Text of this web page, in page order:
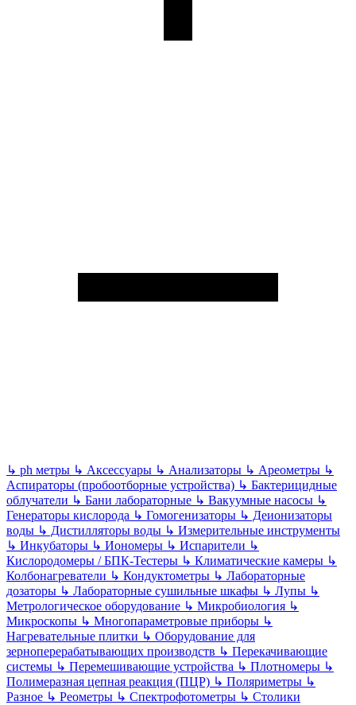
↳ ph метры ↳ Аксессуары ↳ Анализаторы ↳ Ареометры ↳
Аспираторы (пробоотборные устройства) ↳ Бактерицидные
облучатели ↳ Бани лабораторные ↳ Вакуумные насосы ↳
Генераторы кислорода ↳ Гомогенизаторы ↳ Деионизаторы
воды ↳ Дистилляторы воды ↳ Измерительные инструменты
↳ Инкубаторы ↳ Иономеры ↳ Испарители ↳
Кислородомеры / БПК-Тестеры ↳ Климатические камеры ↳
Колбонагреватели ↳ Кондуктометры ↳ Лабораторные
дозаторы ↳ Лабораторные сушильные шкафы ↳ Лупы ↳
Метрологическое оборудование ↳ Микробиология ↳
Микроскопы ↳ Многопараметровые приборы ↳
Нагревательные плитки ↳ Оборудование для
зерноперерабатывающих производств ↳ Перекачивающие
системы ↳ Перемешивающие устройства ↳ Плотномеры ↳
Полимеразная цепная реакция (ПЦР) ↳ Поляриметры ↳
Разное ↳ Реометры ↳ Спектрофотометры ↳ Столики